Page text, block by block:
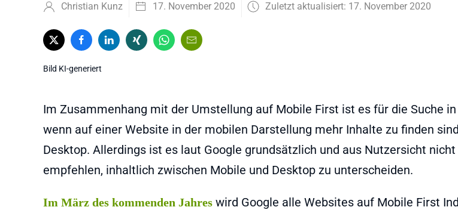
Christian Kunz 17. November 2020 Zuletzt aktualisiert: 17. November 2020
Bild KI-generiert
Im Zusammenhang mit der Umstellung auf Mobile First ist es für die Suche in
wenn auf einer Website in der mobilen Darstellung mehr Inhalte zu finden
Desktop. Allerdings ist es laut Google grundsätzlich und aus Nutzersicht nicht
empfehlen, inhaltlich zwischen Mobile und Desktop zu unterscheiden.
Im März des kommenden Jahres wird Google alle Websites auf Mobile First